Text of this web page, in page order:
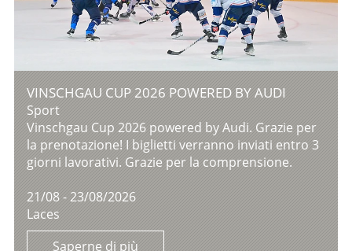
VINSCHGAU CUP 2026 POWERED BY AUDI
Sport
Vinschgau Cup 2026 powered by Audi. Grazie per
la prenotazione! I biglietti verranno inviati entro 3
giorni lavorativi. Grazie per la comprensione.
21/08 - 23/08/2026
Laces
Saperne di più